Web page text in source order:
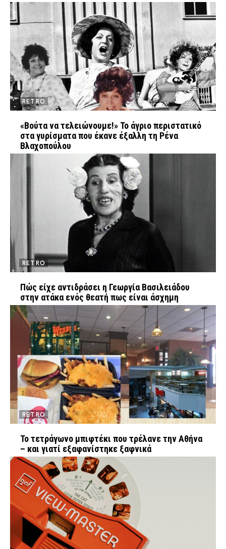
RETRO
«Βούτα να τελειώνουμε!» Το άγριο περιστατικό
στα γυρίσματα που έκανε έξαλλη τη Ρένα
Βλαχοπούλου
RETRO
Πώς είχε αντιδράσει η Γεωργία Βασιλειάδου
στην ατάκα ενός θεατή πως είναι άσχημη
RETRO
Το τετράγωνο μπιφτέκι που τρέλανε την Αθήνα
– και γιατί εξαφανίστηκε ξαφνικά